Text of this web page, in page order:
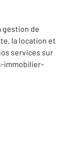
gestion de
la location et
services sur
immobilier-